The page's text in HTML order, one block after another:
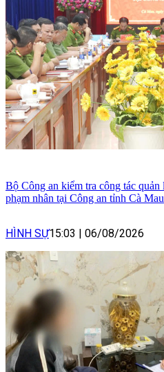
Bộ Công an kiểm tra công tác
phạm nhân tại Công an tỉnh Cà Mau
HÌNH SỰ15:03 06/08/2026